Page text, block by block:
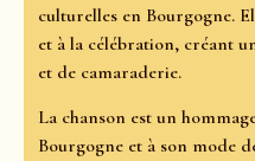
culturelles en Bourgogne.
et à la célébration, créant
et de camaraderie.
La chanson est un
Bourgogne et à son mode